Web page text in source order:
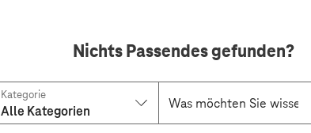
Nichts Passendes gefunden?
Alle Kategorien
Kategorie